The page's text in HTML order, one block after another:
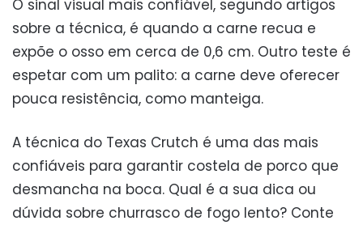
O sinal visual mais confiável, segundo artigos
sobre a técnica, é quando a carne recua e
expõe o osso em cerca de 0,6 cm. Outro teste é
espetar com um palito: a carne deve oferecer
pouca resistência, como manteiga.
A técnica do Texas Crutch é uma das mais
confiáveis para garantir costela de porco que
desmancha na boca. Qual é a sua dica ou
dúvida sobre churrasco de fogo lento? Conte